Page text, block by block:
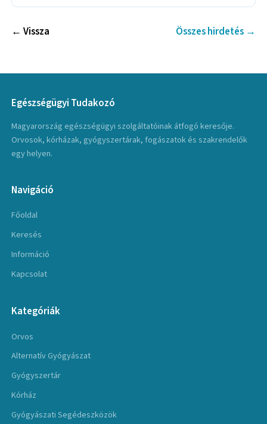
← Vissza Összes hirdetés →
Egészségügyi Tudakozó
Magyarország egészségügyi szolgáltatóinak átfogó keresője.
Orvosok, kórházak, gyógyszertárak, fogászatok és szakrendelők
egy helyen.
Navigáció
Főoldal
Keresés
Információ
Kapcsolat
Kategóriák
Orvos
Alternatív Gyógyászat
Gyógyszertár
Kórház
Gyógyászati Segédeszközök